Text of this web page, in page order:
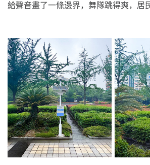
給聲音畫了一條邊界，舞隊跳得爽，居